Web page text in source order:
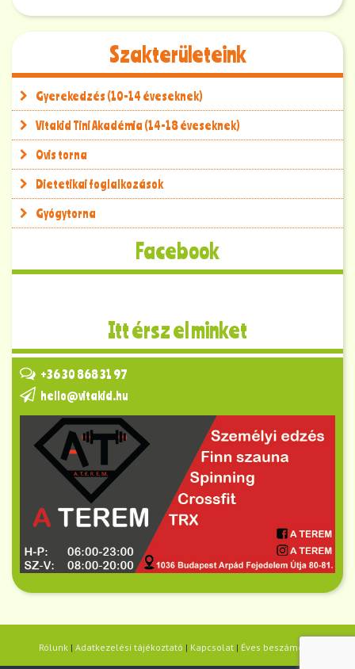
Szakterületeink
Gyerekedzés (10-14 éveseknek)
Vitakid Tini Akadémia (14-18 éveseknek)
Ovis torna
Dietetikai foglalkozások
Gyógytorna
Facebook
Itt érsz el minket
+36 30 868 31 97
hello@vitakid.hu
Rólunk| Adatkezelési tájékoztató | Kapcsolat| Éves beszámolók